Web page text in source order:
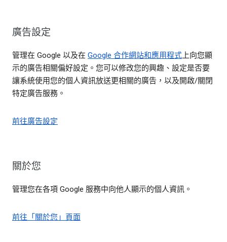
廣告設定
管理在 Google 以及在 Google 合作網站和應用程式上向您顯
示的廣告相關偏好設定。您可以修改您的興趣、設定是否要
讓系統使用您的個人資訊放送更相關的廣告，以及開啟/關閉
特定廣告服務。
前往廣告設定
關於您
管理您在各項 Google 服務中向他人顯示的個人資訊。
前往「關於您」頁面